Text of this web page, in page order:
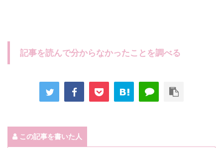
記事を読んで分からなかったことを調べる
この記事を書いた人